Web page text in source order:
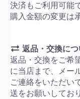
決済もご利用可能
購入金額の変更は
返品・交換につ
返品・交換をご希
に当店まで、メー
ご連絡をいただい
送をお願いしてお